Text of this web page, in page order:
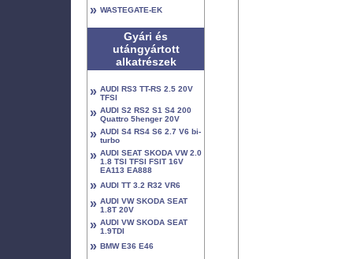
» WASTEGATE-EK
Gyári és
utángyártott
alkatrészek
» AUDI RS3 TT-RS 2.5 20V
TFSI
» AUDI S2 RS2 S1 S4 200
Quattro 5henger 20V
» AUDI S4 RS4 S6 2.7 V6 bi-
turbo
» AUDI SEAT SKODA VW 2.0
1.8 TSI TFSI FSIT 16V
EA113 EA888
» AUDI TT 3.2 R32 VR6
» AUDI VW SKODA SEAT
1.8T 20V
» AUDI VW SKODA SEAT
1.9TDI
» BMW E36 E46